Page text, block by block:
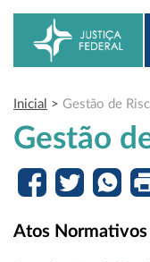
Inicial > Gestão de
Gestão
Atos Normativos